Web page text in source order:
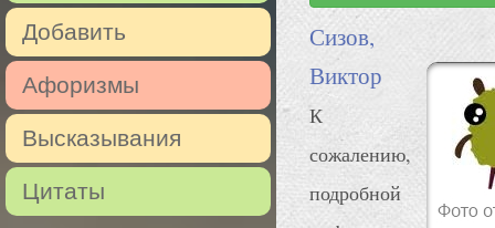
Добавить
Афоризмы
Высказывания
Цитаты
Сизов,
Виктор
К
сожалению,
подробной